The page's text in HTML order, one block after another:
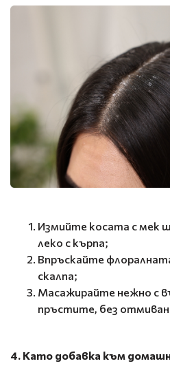
Измийте косата с мек
леко с кърпа;
Впръскайте
скалпа;
Масажирайте нежно с
пръстите, без
4. Като добавка към